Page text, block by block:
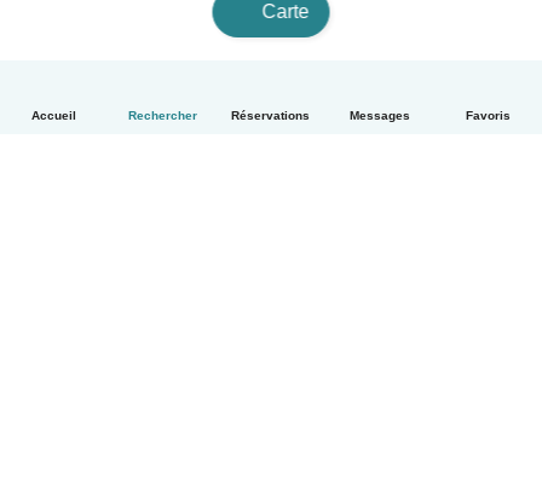
Accueil Rechercher Réservations Messages Favoris
Carte